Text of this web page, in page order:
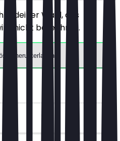
deiner Wahl, das
nicht berechnet.
herunterladen